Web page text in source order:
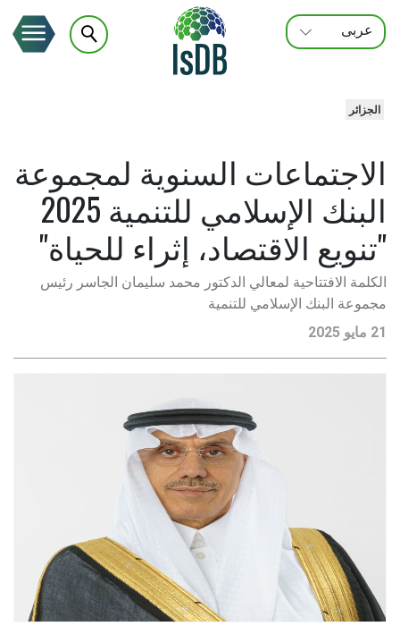
عربى
ENGLISH
FRANÇAIS
الجزائر
الاجتماعات السنوية لمجموعة
البنك الإسلامي للتنمية 2025
"تنويع الاقتصاد، إثراء للحياة"
الكلمة الافتتاحية لمعالي الدكتور محمد سليمان الجاسر رئيس
مجموعة البنك الإسلامي للتنمية
21 مايو 2025